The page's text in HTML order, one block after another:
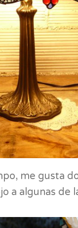
me gusta
a algunas de